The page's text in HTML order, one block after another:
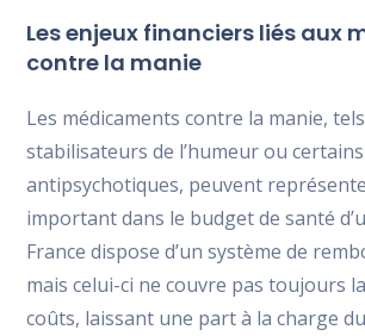
Les enjeux financiers liés aux
contre la manie
Les médicaments contre la manie,
stabilisateurs de l’humeur ou certains
antipsychotiques, peuvent
important dans le budget de santé
France dispose d’un système de
mais celui-ci ne couvre pas toujours
coûts, laissant une part à la charge